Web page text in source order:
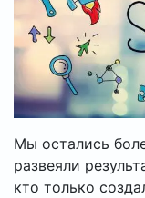
Мы остались
развеяли
кто только